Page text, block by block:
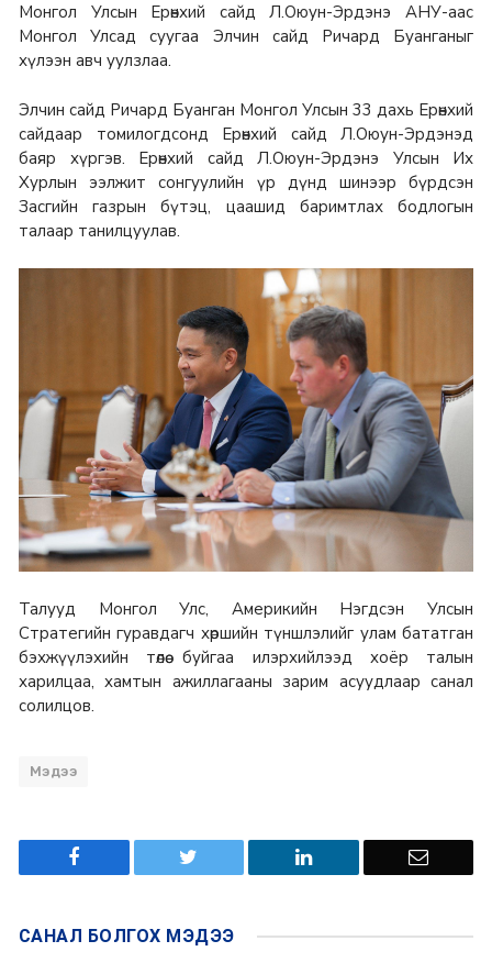
Монгол Улсын Ерөнхий сайд Л.Оюун-Эрдэнэ АНУ-аас
Монгол Улсад суугаа Элчин сайд Ричард Буанганыг
хүлээн авч уулзлаа.
Элчин сайд Ричард Буанган Монгол Улсын 33 дахь Ерөнхий
сайдаар томилогдсонд Ерөнхий сайд Л.Оюун-Эрдэнэд
баяр хүргэв. Ерөнхий сайд Л.Оюун-Эрдэнэ Улсын Их
Хурлын ээлжит сонгуулийн үр дүнд шинээр бүрдсэн
Засгийн газрын бүтэц, цаашид баримтлах бодлогын
талаар танилцуулав.
Талууд Монгол Улс, Америкийн Нэгдсэн Улсын
Стратегийн гуравдагч хөршийн түншлэлийг улам бататган
бэхжүүлэхийн төлөө буйгаа илэрхийлээд хоёр талын
харилцаа, хамтын ажиллагааны зарим асуудлаар санал
солилцов.
Мэдээ
САНАЛ БОЛГОХ МЭДЭЭ